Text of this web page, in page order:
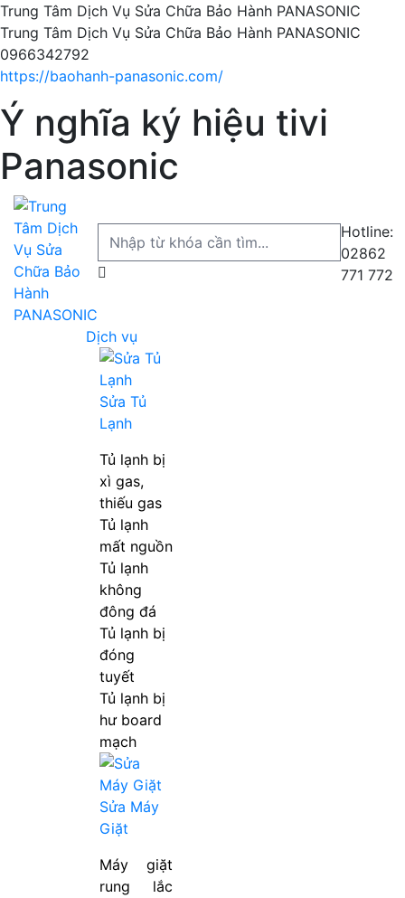
Trung Tâm Dịch Vụ Sửa Chữa Bảo Hành PANASONIC
Trung Tâm Dịch Vụ Sửa Chữa Bảo Hành PANASONIC
0966342792
https://baohanh-panasonic.com/
Ý nghĩa ký hiệu tivi
Panasonic
Hotline:
02862
771 772
Dịch vụ
Sửa Tủ
Lạnh
Tủ lạnh bị
xì gas,
thiếu gas
Tủ lạnh
mất nguồn
Tủ lạnh
không
đông đá
Tủ lạnh bị
đóng
tuyết
Tủ lạnh bị
hư board
mạch
Sửa Máy
Giặt
Máy giặt
rung lắc